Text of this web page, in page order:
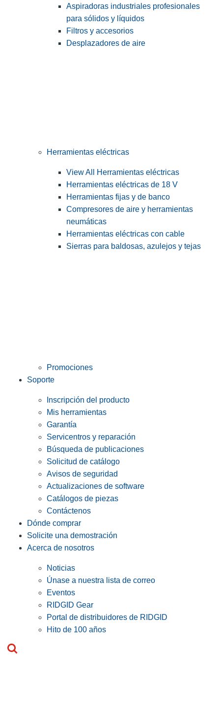
Aspiradoras industriales profesionales
para sólidos y líquidos
Filtros y accesorios
Desplazadores de aire
Herramientas eléctricas
View All Herramientas eléctricas
Herramientas eléctricas de 18 V
Herramientas fijas y de banco
Compresores de aire y herramientas
neumáticas
Herramientas eléctricas con cable
Sierras para baldosas, azulejos y tejas
Promociones
Soporte
Inscripción del producto
Mis herramientas
Garantía
Servicentros y reparación
Búsqueda de publicaciones
Solicitud de catálogo
Avisos de seguridad
Actualizaciones de software
Catálogos de piezas
Contáctenos
Dónde comprar
Solicite una demostración
Acerca de nosotros
Noticias
Únase a nuestra lista de correo
Eventos
RIDGID Gear
Portal de distribuidores de RIDGID
Hito de 100 años